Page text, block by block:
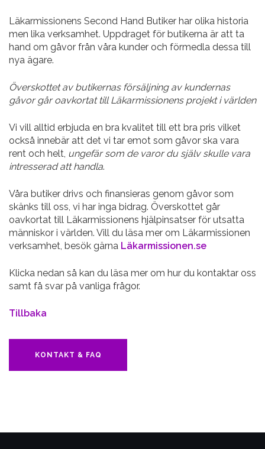
Läkarmissionens Second Hand Butiker har olika historia
men lika verksamhet. Uppdraget för butikerna är att ta
hand om gåvor från våra kunder och förmedla dessa till
nya ägare.
Överskottet av butikernas försäljning av kundernas
gåvor går oavkortat till Läkarmissionens projekt i världen
Vi vill alltid erbjuda en bra kvalitet till ett bra pris vilket
också innebär att det vi tar emot som gåvor ska vara
rent och helt, ungefär som de varor du själv skulle vara
intresserad att handla.
Våra butiker drivs och finansieras genom gåvor som
skänks till oss, vi har inga bidrag. Överskottet går
oavkortat till Läkarmissionens hjälpinsatser för utsatta
människor i världen. Vill du läsa mer om Läkarmissionen
verksamhet, besök gärna Läkarmissionen.se
Klicka nedan så kan du läsa mer om hur du kontaktar oss
samt få svar på vanliga frågor.
Tillbaka
KONTAKT & FAQ